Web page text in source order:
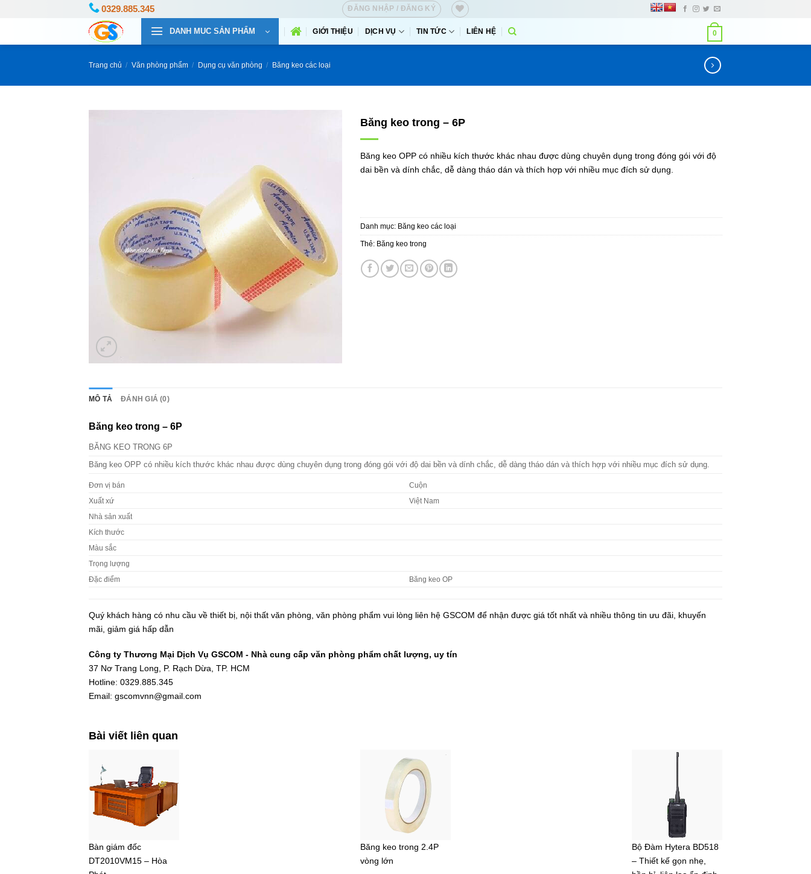
dung
0329.885.345 ĐĂNG NHẬP / ĐĂNG KÝ
DANH MUC SẢN PHẨM GIỚI THIỆU DỊCH VỤ TIN TỨC LIÊN HỆ 0
Trang chủ / Văn phòng phẩm / Dụng cụ văn phòng / Băng keo các loại
Băng keo trong – 6P
Băng keo OPP có nhiều kích thước khác nhau được dùng chuyên dụng trong đóng gói với độ
dai bền và dính chắc, dễ dàng tháo dán và thích hợp với nhiều mục đích sử dụng.
Danh mục: Băng keo các loại
Thẻ: Băng keo trong
MÔ TẢ ĐÁNH GIÁ (0)
Băng keo trong – 6P
BĂNG KEO TRONG 6P
Băng keo OPP có nhiều kích thước khác nhau được dùng chuyên dụng trong đóng gói với độ dai bền và dính chắc, dễ dàng tháo dán và thích hợp với nhiều mục đích sử dụng.
Đơn vị bán
Cuộn
Xuất xứ
Việt Nam
Nhà sản xuất
Kích thước
Màu sắc
Trọng lượng
Ðặc điểm
Băng keo OP
Quý khách hàng có nhu cầu về thiết bị, nội thất văn phòng, văn phòng phẩm vui lòng liên hệ GSCOM để nhận được giá tốt nhất và nhiều thông tin ưu đãi, khuyến
mãi, giảm giá hấp dẫn
Công ty Thương Mại Dịch Vụ GSCOM - Nhà cung cấp văn phòng phẩm chất lượng, uy tín
37 Nơ Trang Long, P. Rạch Dừa, TP. HCM
Hotline: 0329.885.345
Email: gscomvnn@gmail.com
Bài viết liên quan
Bàn giám đốc
DT2010VM15 – Hòa
Băng keo trong 2.4P
vòng lớn
Bộ Đàm Hytera BD518
– Thiết kế gọn nhẹ,